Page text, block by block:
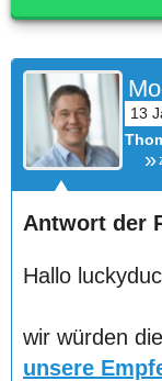
Antwort der
Hallo
wir würden
unsere